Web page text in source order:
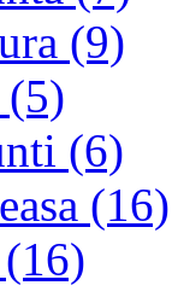
(9)
(5)
(6)
(16)